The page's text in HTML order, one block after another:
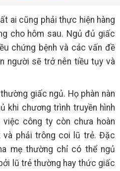
ai cũng phải thực hiện hàng
cho hôm sau. Ngủ đủ giấc
chứng bệnh và các vấn đề
người sẽ trở nên tiều tụy và
giấc ngủ. Họ phàn nàn
khi chương trình truyền hình
công ty còn chưa hoàn
và phải trông coi lũ trẻ. Đặc
mẹ thường chỉ có thể ngủ
lũ trẻ thường hay thức giấc